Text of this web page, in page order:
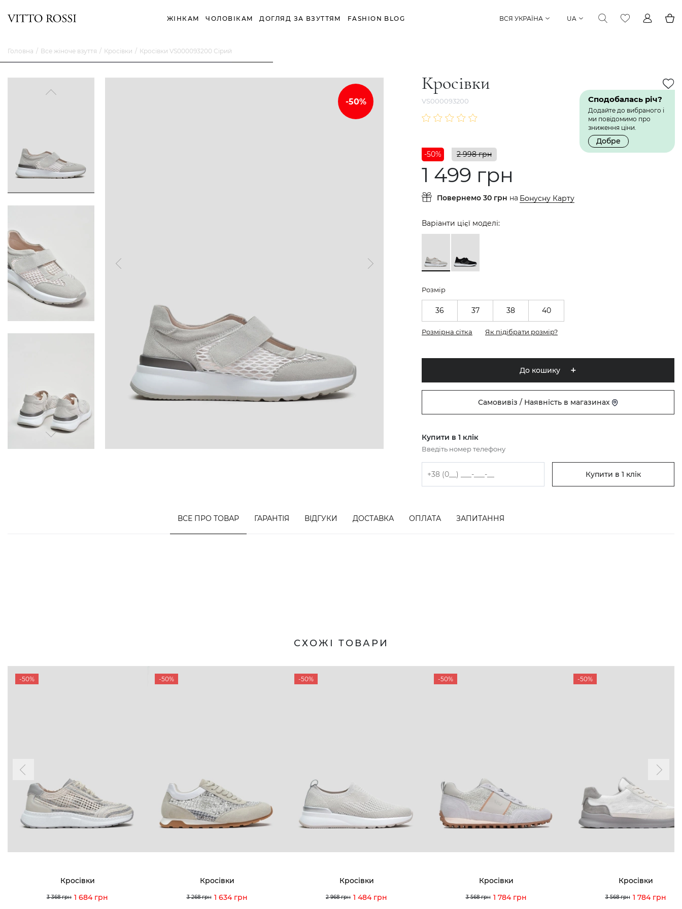
ЖІНКАМ ЧОЛОВІКАМ ДОГЛЯД ЗА ВЗУТТЯМ FASHION BLOG ВСЯ УКРАЇНА UA
Головна Все жіноче взуття Кросівки Кросівки VS000093200 Сірий
Кросівки
VS000093200 Сподобалась річ?
Додайте до вибраного і
ми повідомимо про
зниження ціни.
Добре
-50%
2 998 грн
1 499 грн
Повернемо 30 грн на Бонусну Карту
Варіанти цієї моделі:
Розмір
36 37 38 40
Розмірна сітка Як підібрати розмір?
До кошику
Самовивіз / Наявність в магазинах
Купити в 1 клік
Введіть номер телефону
Купити в 1 клік
ВСЕ ПРО ТОВАР ГАРАНТІЯ ВІДГУКИ ДОСТАВКА ОПЛАТА ЗАПИТАННЯ
СХОЖІ ТОВАРИ
-50%
Кросівки
3 368 грн 1 684 грн
-50%
Кросівки
3 268 грн 1 634 грн
-50%
Кросівки
2 968 грн 1 484 грн
-50%
Кросівки
3 568 грн 1 784 грн
-50%
Кросівки
3 568 грн 1 784 грн